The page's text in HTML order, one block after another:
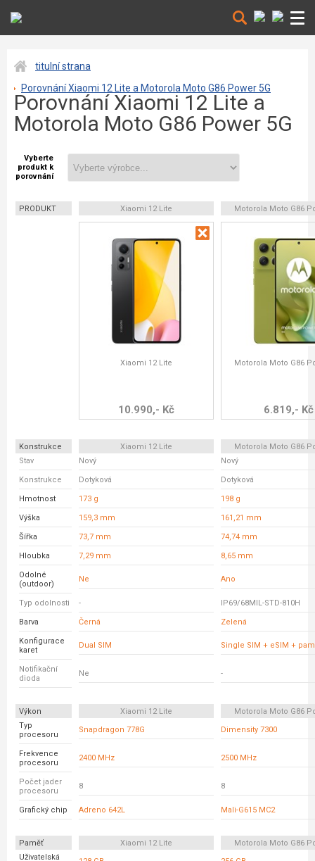
titulní strana
Porovnání Xiaomi 12 Lite a Motorola Moto G86 Power 5G
Porovnání Xiaomi 12 Lite a
Motorola Moto G86 Power 5G
Vyberte
produkt k
porovnání
PRODUKT Xiaomi 12 Lite Motorola Moto G86
Xiaomi 12 Lite
10.990,- Kč
Motorola Moto G86
6.819,- Kč
Konstrukce Xiaomi 12 Lite
Motorola Moto G86
Stav
Nový Nový
Konstrukce Dotyková Dotyková
Hmotnost 173 g 198 g
Výška 159,3 mm 161,21 mm
Šířka 73,7 mm 74,74 mm
Hloubka 7,29 mm 8,65 mm
Odolné
(outdoor)
Ne Ano
Typ odolnosti - IP69/68MIL-STD-810H
Barva Černá Zelená
Konfigurace
karet
Dual SIM Single SIM + eSIM +
Notifikační
dioda
Ne -
Výkon Xiaomi 12 Lite
Motorola Moto G86
Typ
procesoru
Snapdragon 778G Dimensity 7300
Frekvence
procesoru
2400 MHz 2500 MHz
Počet jader
procesoru
8 8
Grafický chip Adreno 642L Mali-G615 MC2
Paměť Xiaomi 12 Lite
Motorola Moto G86
Uživatelská